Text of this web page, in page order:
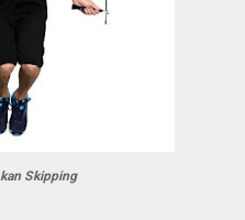
Skipping